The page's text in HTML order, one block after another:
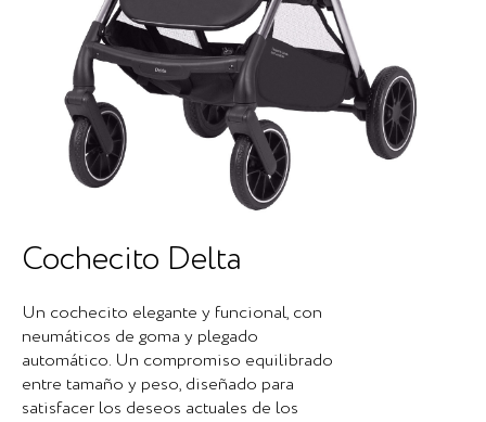
Cochecito Delta
Un cochecito elegante y funcional, con
neumáticos de goma y plegado
automático. Un compromiso equilibrado
entre tamaño y peso, diseñado para
satisfacer los deseos actuales de los